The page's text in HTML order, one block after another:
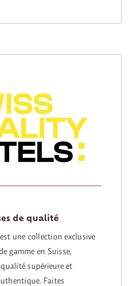
de qualité
une collection exclusive
gamme en Suisse,
supérieure et
Faites